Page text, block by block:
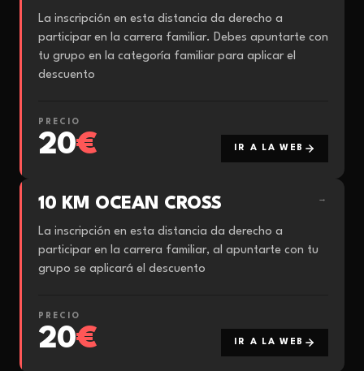
La inscripción en esta distancia da derecho a
participar en la carrera familiar. Debes apuntarte con
tu grupo en la categoría familiar para aplicar el
descuento
PRECIO
20€ IR A LA WEB
10 KM OCEAN CROSS →
La inscripción en esta distancia da derecho a
participar en la carrera familiar, al apuntarte con tu
grupo se aplicará el descuento
PRECIO
20€ IR A LA WEB